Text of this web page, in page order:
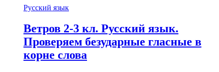
Русский язык
Ветров 2-3 кл. Русский язык.
Проверяем безударные гласные в
корне слова